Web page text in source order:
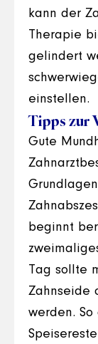
kann der
Therapie
gelindert
einstellen.
Tipps zur
Gute
beginnt
Tag sollte
Zahnseide
werden.